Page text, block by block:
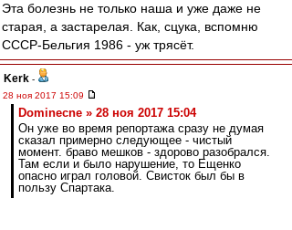
Эта болезнь не только наша и уже даже не
старая, а застарелая. Как, сцука, вспомню
СССР-Бельгия 1986 - уж трясёт.
Kerk -
28 ноя 2017 15:09
Dominecne » 28 ноя 2017 15:04
Он уже во время репортажа сразу не думая
сказал примерно следующее - чистый
момент. браво мешков - здорово разобрался.
Там если и было нарушение, то Ещенко
опасно играл головой. Свисток был бы в
пользу Спартака.